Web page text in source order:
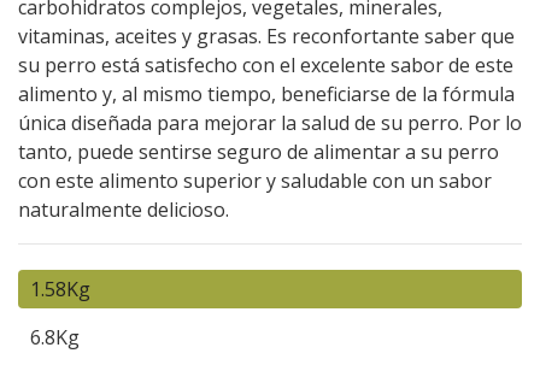
carbohidratos complejos, vegetales, minerales,
vitaminas, aceites y grasas. Es reconfortante saber que
su perro está satisfecho con el excelente sabor de este
alimento y, al mismo tiempo, beneficiarse de la fórmula
única diseñada para mejorar la salud de su perro. Por lo
tanto, puede sentirse seguro de alimentar a su perro
con este alimento superior y saludable con un sabor
naturalmente delicioso.
1.58Kg
6.8Kg